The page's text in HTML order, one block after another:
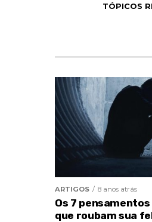
TÓPICOS
ARTIGOS 8 anos atrás
Os 7
que roubam sua